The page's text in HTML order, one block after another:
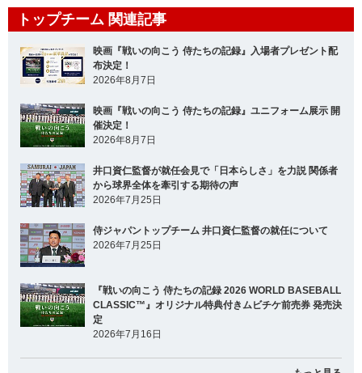
トップチーム 関連記事
映画『戦いの向こう 侍たちの記録』入場者プレゼント配
布決定！
2026年8月7日
映画『戦いの向こう 侍たちの記録』ユニフォーム展示 開
催決定！
2026年8月7日
井口資仁監督が就任会見で「日本らしさ」を力説 関係者
から球界全体を牽引する期待の声
2026年7月25日
侍ジャパントップチーム 井口資仁監督の就任について
2026年7月25日
『戦いの向こう 侍たちの記録 2026 WORLD BASEBALL
CLASSIC™』オリジナル特典付きムビチケ前売券 発売決
定
2026年7月16日